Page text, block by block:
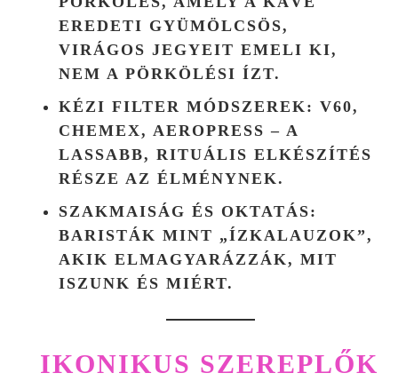
EREDETI GYÜMÖLCSÖS,
VIRÁGOS JEGYEIT EMELI KI,
NEM A PÖRKÖLÉSI ÍZT.
KÉZI FILTER MÓDSZEREK : V60,
CHEMEX, AEROPRESS – A
LASSABB, RITUÁLIS ELKÉSZÍTÉS
RÉSZE AZ ÉLMÉNYNEK.
SZAKMAISÁG ÉS OKTATÁS:
BARISTÁK MINT „ÍZKALAUZOK”,
AKIK ELMAGYARÁZZÁK, MIT
ISZUNK ÉS MIÉRT.
IKONIKUS SZEREPLŐK